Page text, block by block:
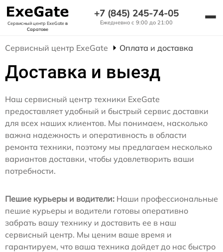
Сервисный центр ExeGateв
Саратове
+7 (845) 245-74-05
Ежедневно с 9:00 до 21:00
Сервисный центр ExeGate Оплата и доставка
Доставка и выезд
Наш сервисный центр техники ExeGate
предоставляет удобный и быстрый сервис доставки
для всех наших клиентов. Мы понимаем, насколько
важна надежность и оперативность в области
ремонта техники, поэтому мы предлагаем несколько
вариантов доставки, чтобы удовлетворить ваши
потребности.
Пешие курьеры и водители: Наши профессиональные
пешие курьеры и водители готовы оперативно
забрать вашу технику и доставить ее в наш
сервисный центр. Мы ценим ваше время и
гарантируем, что ваша техника дойдет до нас быстро